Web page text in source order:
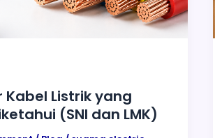
Kabel Listrik yang
(SNI dan LMK)